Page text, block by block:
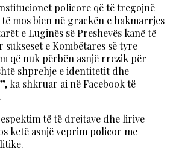
policore që të tregojnë
mos bien në grackën e hakmarrjes
e Luginës së Preshevës kanë të
e Kombëtares së tyre
që nuk përbën asnjë rrezik për
shprehje e identitetit dhe
ka shkruar ai në Facebook të
të të drejtave dhe lirive
ketë asnjë veprim policor me